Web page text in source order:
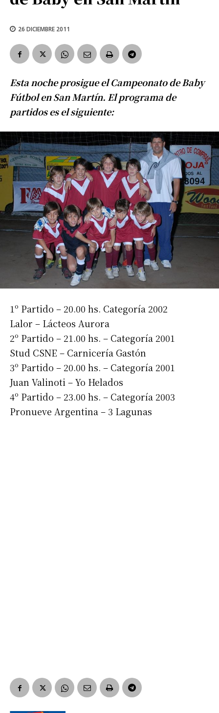
Suscribirme gratis
26 DICIEMBRE 2011
Esta noche prosigue el Campeonato de Baby
Fútbol en San Martín. El programa de
partidos es el siguiente:
1º Partido – 20.00 hs. Categoría 2002
Lalor – Lácteos Aurora
2º Partido – 21.00 hs. – Categoría 2001
Stud CSNE – Carnicería Gastón
3º Partido – 20.00 hs. – Categoría 2001
Juan Valinoti – Yo Helados
4º Partido – 23.00 hs. – Categoría 2003
Pronueve Argentina – 3 Lagunas